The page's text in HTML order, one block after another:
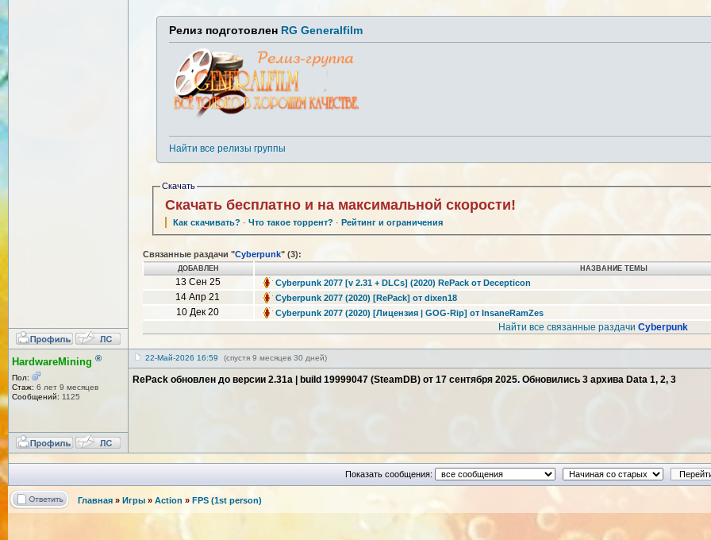
Релиз подготовлен RG Generalfilm
Найти все релизы группы
Скачать
Скачать бесплатно и на максимальной скорости!
Как скачивать? ·Что такое торрент? · Рейтинг и ограничения
Связанные раздачи "Cyberpunk" (3):
ДОБАВЛЕН НАЗВАНИЕ ТЕМЫ
13 Сен 25 Cyberpunk 2077 [v 2.31 + DLCs] (2020) RePack от Decepticon
14 Апр 21 Cyberpunk 2077 (2020) [RePack] от dixen18
10 Дек 20 Cyberpunk 2077 (2020) [Лицензия | GOG-Rip] от InsaneRamZes
Найти все связанные раздачи Cyberpunk
HardwareMining ®
Пол:
Стаж: 6 лет 9 месяцев
Сообщений: 1125
22-Май-2026 16:59 (спустя 9 месяцев 30 дней)
RePack обновлен до версии 2.31a | build 19999047 (SteamDB) от 17 сентября 2025. Обновились 3 архива Data 1, 2, 3
Показать сообщения:
Главная » Игры » Action » FPS (1st person)